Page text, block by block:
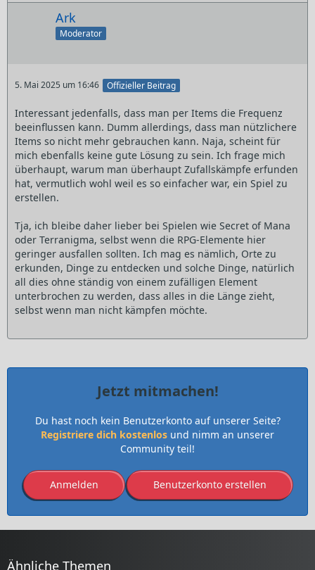
Ark
Moderator
5. Mai 2025 um 16:46 Offizieller Beitrag
Interessant jedenfalls, dass man per Items die Frequenz
beeinflussen kann. Dumm allerdings, dass man nützlichere
Items so nicht mehr gebrauchen kann. Naja, scheint für
mich ebenfalls keine gute Lösung zu sein. Ich frage mich
überhaupt, warum man überhaupt Zufallskämpfe erfunden
hat, vermutlich wohl weil es so einfacher war, ein Spiel zu
erstellen.
Tja, ich bleibe daher lieber bei Spielen wie Secret of Mana
oder Terranigma, selbst wenn die RPG-Elemente hier
geringer ausfallen sollten. Ich mag es nämlich, Orte zu
erkunden, Dinge zu entdecken und solche Dinge, natürlich
all dies ohne ständig von einem zufälligen Element
unterbrochen zu werden, dass alles in die Länge zieht,
selbst wenn man nicht kämpfen möchte.
Jetzt mitmachen!
Du hast noch kein Benutzerkonto auf unserer Seite?
Registriere dich kostenlos und nimm an unserer
Community teil!
Benutzerkonto erstellen
Anmelden
Ähnliche Themen